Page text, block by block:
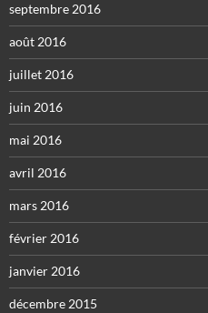
septembre 2016
août 2016
juillet 2016
juin 2016
mai 2016
avril 2016
mars 2016
février 2016
janvier 2016
décembre 2015